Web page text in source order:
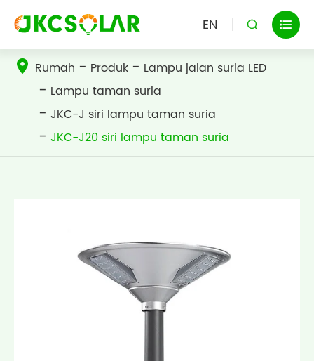
EN  
Rumah Produk
Lampu jalan suria LED
Lampu taman suria
JKC-J siri lampu taman suria
JKC-J20 siri lampu taman suria